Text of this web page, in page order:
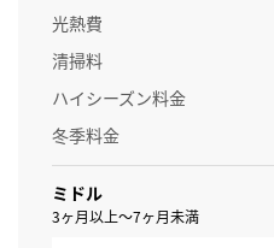
光熱費
清掃料
ハイシーズン料金
冬季料金
ミドル
3ヶ月以上～7ヶ月未満